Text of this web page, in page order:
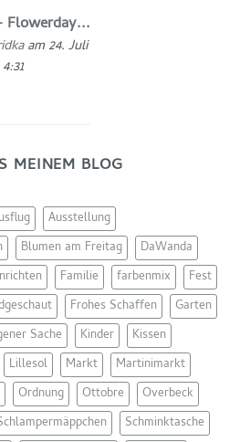
Flowerday...
am 24. Juli
MEINEM BLOG
Ausstellung
Blumen am Freitag
DaWanda
Familie farbenmix
Fest
Frohes Schaffen
Garten
Sache Kinder
Kissen
Lillesol Markt
Martinimarkt
Ordnung Ottobre
Overbeck
Schminktasche